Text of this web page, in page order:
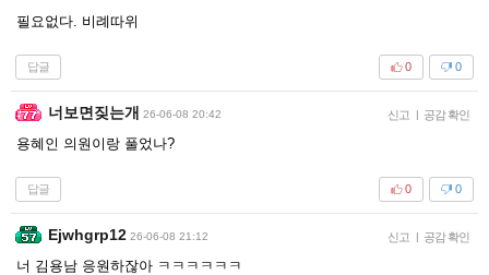
필요없다. 비례따위
답글 0
0
너보면짖는개 26-06-08 20:42 신고 | 공감 확인
용혜인 의원이랑 풀었나?
답글 0
0
Ejwhgrp12 26-06-08 21:12 신고 | 공감 확인
너 김용남 응원하잖아 ㅋㅋㅋㅋㅋㅋ